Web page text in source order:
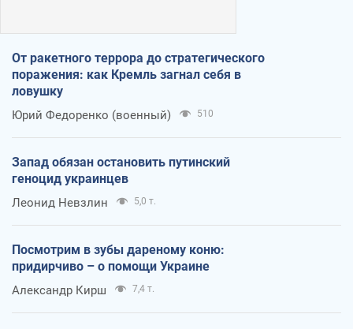
От ракетного террора до стратегического
поражения: как Кремль загнал себя в
ловушку
Юрий Федоренко (военный) 510
Запад обязан остановить путинский
геноцид украинцев
Леонид Невзлин 5,0 т.
Посмотрим в зубы дареному коню:
придирчиво – о помощи Украине
Александр Кирш 7,4 т.